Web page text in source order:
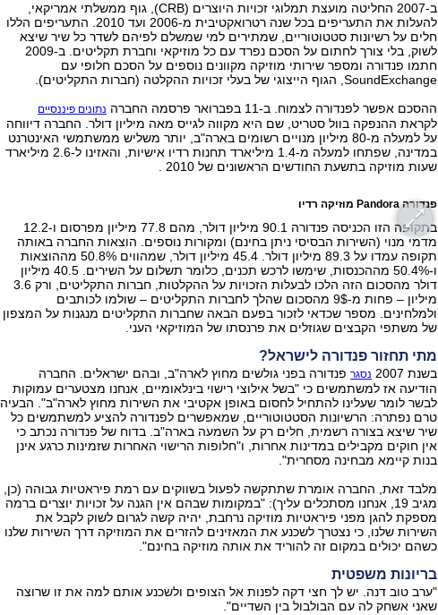
ב-2007 החליטה מועצת תמלוגי זכויות היוצרים (CRB), גוף ממשלתי אמריקאי,
להעלות את התעריפים בכל שנה רטרואקטיבית מ-2006 ועד 2010. התעריפים הללו
חלים על רשיונות סטטוטוריים, שמתירים למי שמשלם לפיהם לשדר כל שיר שיצא
לשוק, בלי צורך לחתום על הסכם נפרד עם כל מוזיקאי וחברת תקליטים. ב-2009
חתמו פנדורה ומספר שירותי מוזיקה מקוונים נוספים על הסכם חלופי עם
SoundExchange, הגוף הייצוגי של בעלי זכויות ההקלטה (חברות התקליטים).
ההסכם אפשר לפנדורה לצמוח. ב-11 בפברואר פרסמה החברה
נתונים פיננסיים
לקראת ההנפקה בוול סטריט, שם היא מקווה לגייס מאה מיליון דולר. החברה דיווחה
על למעלה מ-80 מיליון מנויים רשומים בארה"ב, יותר משליש ממשתמשי האינטרנט
במדינה, שפתחו למעלה מ-1.4 מיליארד תחנות רדיו אישיות, והאזינו ל-2.6 מיליארד
שעות מוזיקה בתשעת החודשים הראשונים של 2010 .
פנדורה Pandora מוזיקה רדיו
בתקופה הזו הכניסה פנדורה 90.1 מיליון דולר, מהם 77.8 מיליון מפרסום ו-12.2
מדמי מנוי (השירות הבסיסי ניתן בחינם) ומקורות נוספים. הוצאות החברה באותה
תקופה עמדו על 89.3 מיליון דולר. 45.4 מיליון דולר, שמהווים 50.8% מההוצאות
ו-50.4% מההכנסות, שימשו לרכש תכנים, כלומר תשלום על השירים. 40.5 מיליון
דולר מהסכום הזה הלכו לבעלות הזכויות על ההקלטות, חברות התקליטים, ורק 3.6
מיליון – פחות מ-9$ מהסכום שהלך לחברות התקליטים – שולמו לכותבים
ולמלחינים. מספר שכדאי לזכור בפעם הבאה שחברות התקליטים מנגנות על המצפון
של משתפי הקבצים שגוזלים את פרנסתו של המוזיקאי העני.
מתי תחזור פנדורה לישראל?
בשנת 2007 נסגרפנדורה בפני גולשים מחוץ לארה"ב, ובהם ישראלים. החברה
הודיעה אז למשתמשים כי "בשל אילוצי רישוי בינלאומיים, אנחנו מצטערים עמוקות
לבשר לומר שעלינו להתחיל לחסום באופן אקטיבי את השירות מחוץ לארה"ב". הבעיה
טרם נפתרה: הרשיונות הסטטוטוריים, שמאפשרים לפנדורה להציע למשתמשים כל
שיר שיצא בצורה רשמית, חלים רק על השמעה בארה"ב. בדוח של פנדורה נכתב כי
אין חוקים מקבילים במדינות אחרות, ו"חלופות הרישוי האחרות שזמינות כרגע אינן
בנות קיימא מבחינה מסחרית".
מלבד זאת, החברה אומרת שתתקשה לפעול בשווקים עם רמת פיראטיות גבוהה (כן,
מגיב 19, אנחנו מסתכלים עליך): "במקומות שבהם אין הגנה על זכויות יוצרים ברמה
מספקת להגן מפני פיראטיות מוזיקה נרחבת, יהיה קשה לגרום לשוק לקבל את
השירות שלנו, כי נצטרך לשכנע את המאזינים להזרים את המוזיקה דרך השירות שלנו
כשהם יכולים במקום זה להוריד את אותה מוזיקה בחינם".
בריונות משפטית
"ערב טוב דנה. יש לך חצי דקה לפנות אל הצופים ולשכנע אותם למה את זו שרוצה
שאני אשחק לה עם הבולבול בין השדיים".